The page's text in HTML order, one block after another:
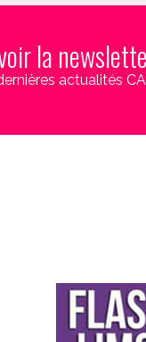
la
actualités